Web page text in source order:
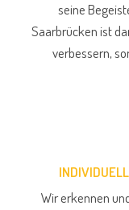
seine
Saarbrücken ist
verbessern,
Wir erkennen